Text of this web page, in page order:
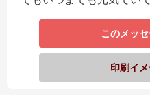
このメッ
印刷イ